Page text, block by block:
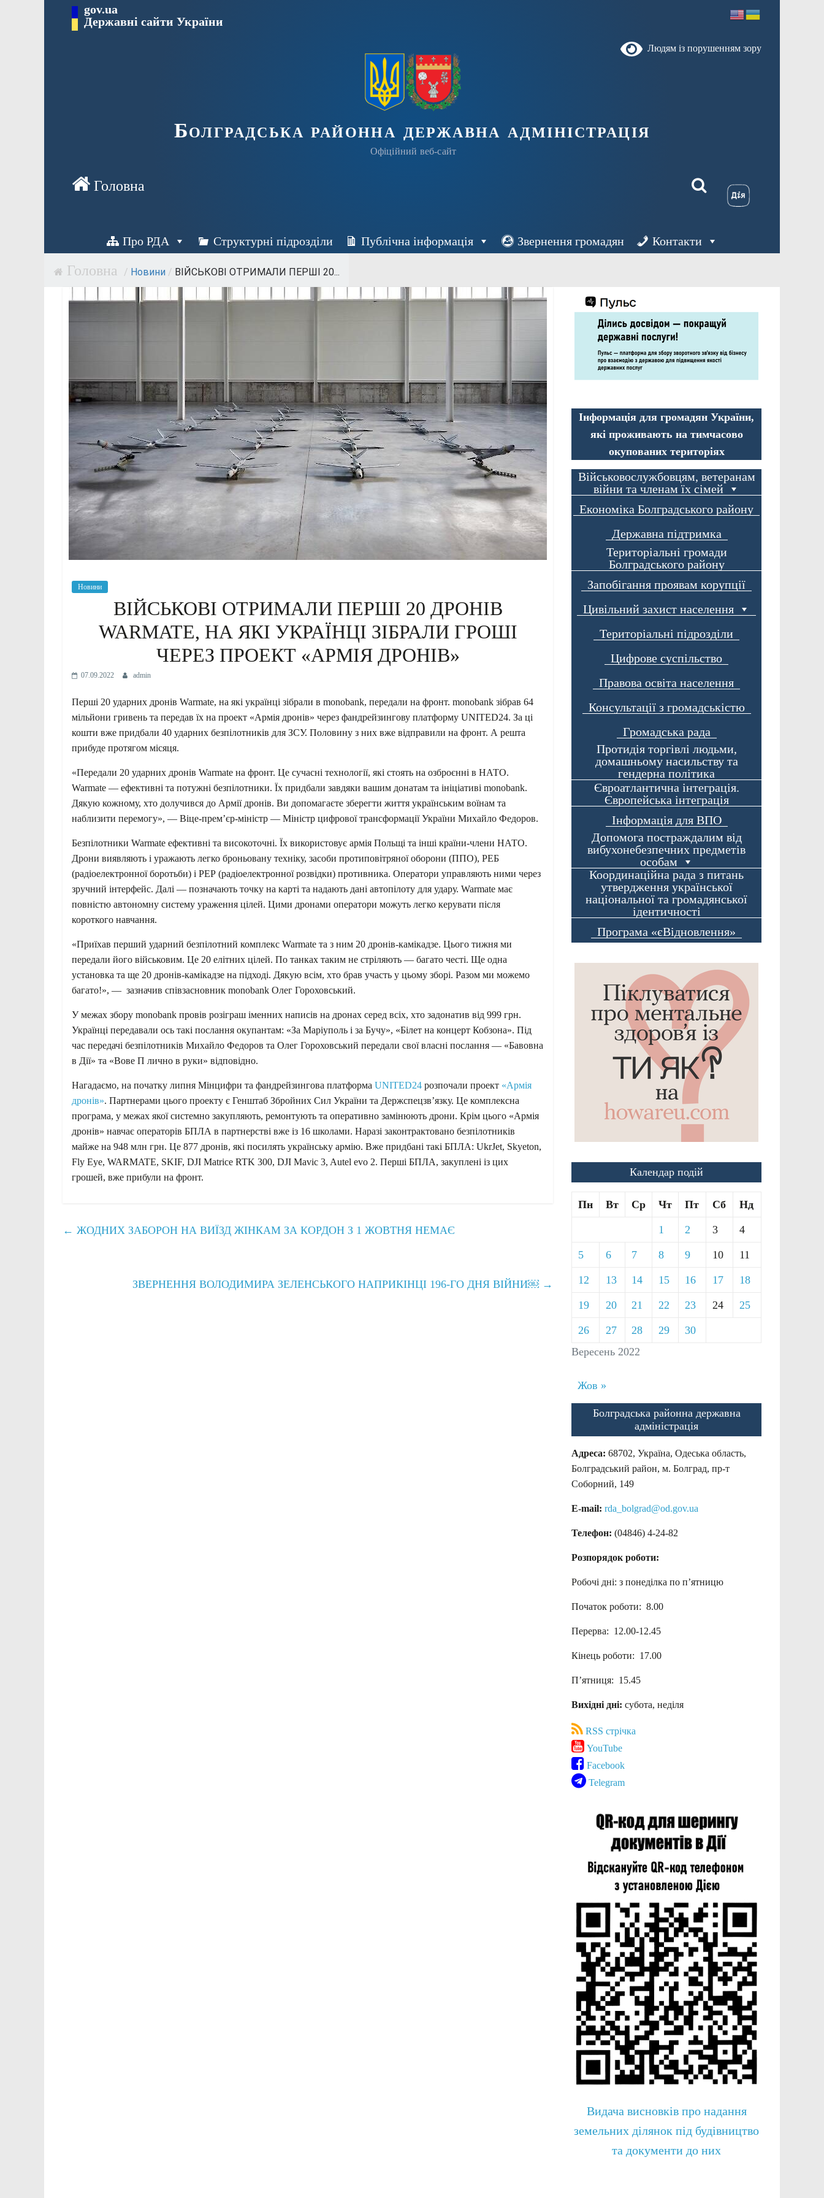
Перейти gov.ua
Державні сайти України
Людям із порушенням зору
Болградська районна державна адміністрація
Офіційний веб-сайт
Про РДА Структурні підрозділи Публічна інформація Звернення громадян Контакти
/ Новини / ВІЙСЬКОВІ ОТРИМАЛИ ПЕРШІ 20...
Новини
ВІЙСЬКОВІ ОТРИМАЛИ ПЕРШІ 20 ДРОНІВ
WARMATE, НА ЯКІ УКРАЇНЦІ ЗІБРАЛИ ГРОШІ
ЧЕРЕЗ ПРОЕКТ «АРМІЯ ДРОНІВ»
07.09.2022 admin
Перші 20 ударних дронів Warmate, на які українці зібрали в monobank, передали на фронт. monobank зібрав 64
мільйони гривень та передав їх на проект «Армія дронів» через фандрейзингову платформу UNITED24. За ці
кошти вже придбали 40 ударних безпілотників для ЗСУ. Половину з них вже відправили на фронт. А решта
прибуде протягом місяця.
«Передали 20 ударних дронів Warmate на фронт. Це сучасні технології, які стоять на озброєнні в НАТО.
Warmate — ефективні та потужні безпілотники. Їх придбали завдяки вашим донатам та ініціативі monobank.
Дякую кожному, хто долучився до Армії дронів. Ви допомагаєте зберегти життя українським воїнам та
наблизити перемогу», — Віце-прем’єр-міністр — Міністр цифрової трансформації України Михайло Федоров.
Безпілотники Warmate ефективні та високоточні. Їх використовує армія Польщі та інші країни-члени НАТО.
Дрони виявляють і уражають легко броньовану техніку, засоби протиповітряної оборони (ППО), РЕБ
(радіоелектронної боротьби) і РЕР (радіоелектронної розвідки) противника. Оператори управляють ними через
зручний інтерфейс. Далі — позначають точку на карті та надають дані автопілоту для удару. Warmate має
повністю автономну систему ураження цілей. Цими дронами оператори можуть легко керувати після
короткого навчання.
«Приїхав перший ударний безпілотний комплекс Warmate та з ним 20 дронів-камікадзе. Цього тижня ми
передали його військовим. Це 20 елітних цілей. По танках таким не стріляють — багато честі. Ще одна
установка та ще 20 дронів-камікадзе на підході. Дякую всім, хто брав участь у цьому зборі. Разом ми можемо
багато!», — зазначив співзасновник monobank Олег Гороховський.
У межах збору monobank провів розіграш іменних написів на дронах серед всіх, хто задонатив від 999 грн.
Українці передавали ось такі послання окупантам: «За Маріуполь і за Бучу», «Білет на концерт Кобзона». Під
час передачі безпілотників Михайло Федоров та Олег Гороховський передали свої власні послання — «Бавовна
в Дії» та «Вове П лично в руки» відповідно.
Нагадаємо, на початку липня Мінцифри та фандрейзингова платформа UNITED24 розпочали проект «Армія
дронів». Партнерами цього проекту є Генштаб Збройних Сил України та Держспецзвʼязку. Це комплексна
програма, у межах якої системно закупляють, ремонтують та оперативно замінюють дрони. Крім цього «Армія
дронів» навчає операторів БПЛА в партнерстві вже із 16 школами. Наразі законтрактовано безпілотників
майже на 948 млн грн. Це 877 дронів, які посилять українську армію. Вже придбані такі БПЛА: UkrJet, Skyeton,
Fly Eye, WARMATE, SKIF, DJI Matrice RTK 300, DJI Mavic 3, Autel evo 2. Перші БПЛА, закуплені із цих
грошей, вже прибули на фронт.
← ЖОДНИХ ЗАБОРОН НА ВИЇЗД ЖІНКАМ ЗА КОРДОН З 1 ЖОВТНЯ НЕМАЄ
ЗВЕРНЕННЯ ВОЛОДИМИРА ЗЕЛЕНСЬКОГО НАПРИКІНЦІ 196-ГО ДНЯ ВІЙНИ￼ →
Інформація для громадян України,
які проживають на тимчасово
окупованих територіях
Військовослужбовцям, ветеранам
війни та членам їх сімей
Економіка Болградського району
Державна підтримка
Територіальні громади
Болградського району
Запобігання проявам корупції
Цивільний захист населення
Територіальні підрозділи
Цифрове суспільство
Правова освіта населення
Консультації з громадськістю
Громадська рада
Протидія торгівлі людьми,
домашньому насильству та
гендерна політика
Євроатлантична інтеграція.
Європейська інтеграція
Інформація для ВПО
Допомога постраждалим від
вибухонебезпечних предметів
особам
Координаційна рада з питань
утвердження української
національної та громадянської
ідентичності
Програма «єВідновлення»
Календар подій
Вересень 2022
Пн Вт Ср Чт Пт Сб Нд
1 2 3 4
5 6 7 8 9 10 11
12 13 14 15 16 17 18
19 20 21 22 23 24 25
26 27 28 29 30
Жов »
Болградська районна державна
адміністрація
Адреса: 68702, Україна, Одеська область,
Болградський район, м. Болград, пр-т
Соборний, 149
E-mail: rda_bolgrad@od.gov.ua
Телефон: (04846) 4-24-82
Розпорядок роботи:
Робочі дні: з понеділка по п’ятницю
Початок роботи: 8.00
Перерва: 12.00-12.45
Кінець роботи: 17.00
П’ятниця: 15.45
Вихідні дні: субота, неділя
RSS стрічка
YouTube
Facebook
Telegram
Видача висновків про надання
земельних ділянок під будівництво
та документи до них